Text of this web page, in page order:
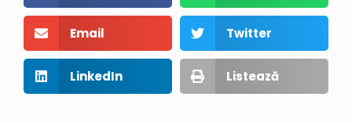
Email Twitter
LinkedIn Listează